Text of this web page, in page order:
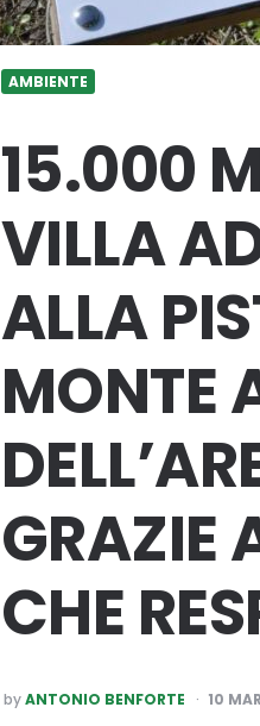
AMBIENTE
15.000
VILLA
ALLA
MONTE
GRAZIE
CHE
POSTED
BY
by ANTONIO BENFORTE 10